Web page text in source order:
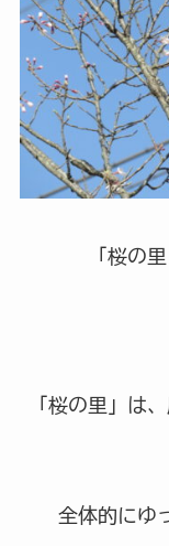
「桜の
「桜の里」は
全体的にゆ